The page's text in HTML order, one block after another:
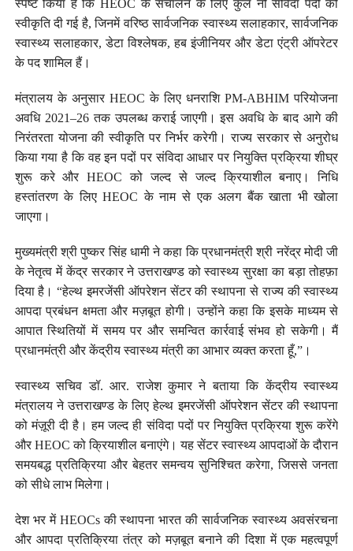
स्पष्ट किया है कि HEOC के संचालन के लिए कुल नौ संविदा पदों को
स्वीकृति दी गई है, जिनमें वरिष्ठ सार्वजनिक स्वास्थ्य सलाहकार, सार्वजनिक
स्वास्थ्य सलाहकार, डेटा विश्लेषक, हब इंजीनियर और डेटा एंट्री ऑपरेटर
के पद शामिल हैं।
मंत्रालय के अनुसार HEOC के लिए धनराशि PM-ABHIM परियोजना
अवधि 2021–26 तक उपलब्ध कराई जाएगी। इस अवधि के बाद आगे की
निरंतरता योजना की स्वीकृति पर निर्भर करेगी। राज्य सरकार से अनुरोध
किया गया है कि वह इन पदों पर संविदा आधार पर नियुक्ति प्रक्रिया शीघ्र
शुरू करे और HEOC को जल्द से जल्द क्रियाशील बनाए। निधि
हस्तांतरण के लिए HEOC के नाम से एक अलग बैंक खाता भी खोला
जाएगा।
मुख्यमंत्री श्री पुष्कर सिंह धामी ने कहा कि प्रधानमंत्री श्री नरेंद्र मोदी जी
के नेतृत्व में केंद्र सरकार ने उत्तराखण्ड को स्वास्थ्य सुरक्षा का बड़ा तोहफ़ा
दिया है। “हेल्थ इमरजेंसी ऑपरेशन सेंटर की स्थापना से राज्य की स्वास्थ्य
आपदा प्रबंधन क्षमता और मज़बूत होगी। उन्होंने कहा कि इसके माध्यम से
आपात स्थितियों में समय पर और समन्वित कार्रवाई संभव हो सकेगी। मैं
प्रधानमंत्री और केंद्रीय स्वास्थ्य मंत्री का आभार व्यक्त करता हूँ,”।
स्वास्थ्य सचिव डॉ. आर. राजेश कुमार ने बताया कि केंद्रीय स्वास्थ्य
मंत्रालय ने उत्तराखण्ड के लिए हेल्थ इमरजेंसी ऑपरेशन सेंटर की स्थापना
को मंज़ूरी दी है। हम जल्द ही संविदा पदों पर नियुक्ति प्रक्रिया शुरू करेंगे
और HEOC को क्रियाशील बनाएंगे। यह सेंटर स्वास्थ्य आपदाओं के दौरान
समयबद्ध प्रतिक्रिया और बेहतर समन्वय सुनिश्चित करेगा, जिससे जनता
को सीधे लाभ मिलेगा।
देश भर में HEOCs की स्थापना भारत की सार्वजनिक स्वास्थ्य अवसंरचना
और आपदा प्रतिक्रिया तंत्र को मज़बूत बनाने की दिशा में एक महत्वपूर्ण